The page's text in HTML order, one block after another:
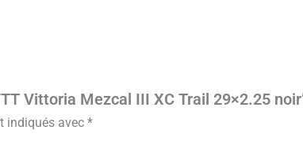
Vittoria Mezcal III XC Trail 29×2.25
indiqués avec *